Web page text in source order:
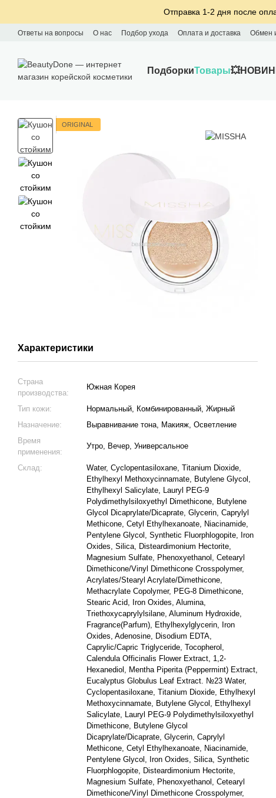
Отправка 1-2 дня после
Ответы на вопросы О нас Подбор ухода Оплата и доставка Обмен
ПодборкиТовары
ORIGINAL
Характеристики
Страна
производства:
Южная Корея
Тип кожи:
Нормальный, Комбинированный, Жирный
Назначение:
Выравнивание тона, Макияж, Осветление
Время
применения:
Утро, Вечер, Универсальное
Склад:
Water, Cyclopentasiloxane, Titanium Dioxide,
Ethylhexyl Methoxycinnamate, Butylene Glycol,
Ethylhexyl Salicylate, Lauryl PEG-9
Polydimethylsiloxyethyl Dimethicone, Butylene
Glycol Dicaprylate/Dicaprate, Glycerin, Caprylyl
Methicone, Cetyl Ethylhexanoate, Niacinamide,
Pentylene Glycol, Synthetic Fluorphlogopite, Iron
Oxides, Silica, Disteardimonium Hectorite,
Magnesium Sulfate, Phenoxyethanol, Cetearyl
Dimethicone/Vinyl Dimethicone Crosspolymer,
Acrylates/Stearyl Acrylate/Dimethicone,
Methacrylate Copolymer, PEG-8 Dimethicone,
Stearic Acid, Iron Oxides, Alumina,
Triethoxycaprylylsilane, Aluminum Hydroxide,
Fragrance(Parfum), Ethylhexylglycerin, Iron
Oxides, Adenosine, Disodium EDTA,
Caprylic/Capric Triglyceride, Tocopherol,
Calendula Officinalis Flower Extract, 1,2-
Hexanediol, Mentha Piperita (Peppermint) Extract,
Eucalyptus Globulus Leaf Extract. №23 Water,
Cyclopentasiloxane, Titanium Dioxide, Ethylhexyl
Methoxycinnamate, Butylene Glycol, Ethylhexyl
Salicylate, Lauryl PEG-9 Polydimethylsiloxyethyl
Dimethicone, Butylene Glycol
Dicaprylate/Dicaprate, Glycerin, Caprylyl
Methicone, Cetyl Ethylhexanoate, Niacinamide,
Pentylene Glycol, Iron Oxides, Silica, Synthetic
Fluorphlogopite, Disteardimonium Hectorite,
Magnesium Sulfate, Phenoxyethanol, Cetearyl
Dimethicone/Vinyl Dimethicone Crosspolymer,